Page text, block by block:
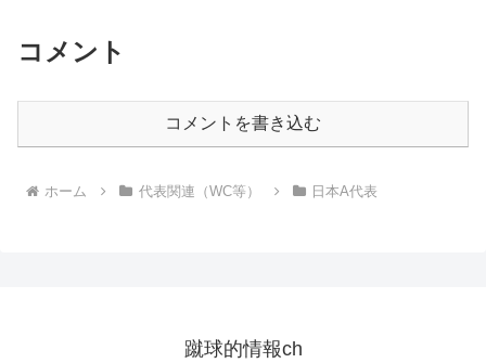
コメント
コメントを書き込む
ホーム 代表関連（WC等） 日本A代表
蹴球的情報ch